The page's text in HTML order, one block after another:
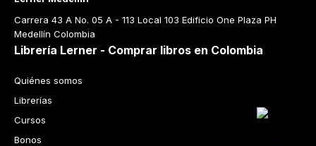
Carrera 43 A No. 05 A - 113 Local 103 Edificio One Plaza PH
Medellín Colombia
Librería Lerner - Comprar libros en Colombia
Quiénes somos
Librerías
Cursos
Bonos